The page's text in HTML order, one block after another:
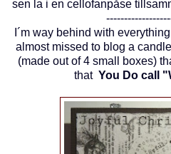
sen la i en cellofanpåse
I´m way behind with
almost missed to blog a
(made out of 4 small boxes)
that You Do call